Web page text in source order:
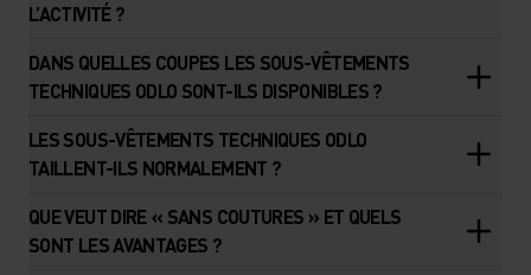
L’ACTIVITÉ ?
DANS QUELLES COUPES LES SOUS-VÊTEMENTS
TECHNIQUES ODLO SONT-ILS DISPONIBLES ?
LES SOUS-VÊTEMENTS TECHNIQUES ODLO
TAILLENT-ILS NORMALEMENT ?
QUE VEUT DIRE « SANS COUTURES » ET QUELS
SONT LES AVANTAGES ?